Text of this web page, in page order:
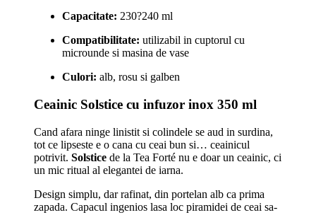
Capacitate: 230?240 ml
Compatibilitate: utilizabil in cuptorul cu
microunde si masina de vase
Culori: alb, rosu si galben
Ceainic Solstice cu infuzor inox 350 ml
Cand afara ninge linistit si colindele se aud in surdina,
tot ce lipseste e o cana cu ceai bun si… ceainicul
potrivit. Solstice de la Tea Forté nu e doar un ceainic, ci
un mic ritual al elegantei de iarna.
Design simplu, dar rafinat, din portelan alb ca prima
zapada. Capacul ingenios lasa loc piramidei de ceai sa-